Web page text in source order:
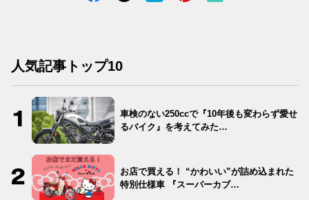
人気記事トップ10
車検のない250ccで『10年後も変わらず愛せ
るバイク』を考えてみた…
お店で買える！ “かわいい”が詰め込まれた
特別仕様車 『スーパーカブ…